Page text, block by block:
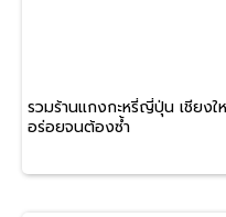
รวมร้านแกงกะหรี่ญี่ปุ่น เชียงใ
อร่อยจนต้องซ้ำ